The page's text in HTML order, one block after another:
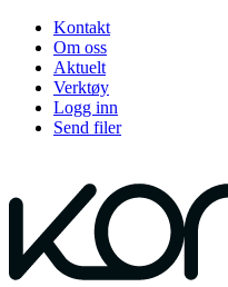
Kontakt
Om oss
Aktuelt
Verktøy
Logg inn
Send filer